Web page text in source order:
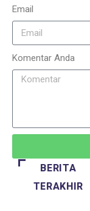
Email
Komentar Anda
BERITA
TERAKHIR